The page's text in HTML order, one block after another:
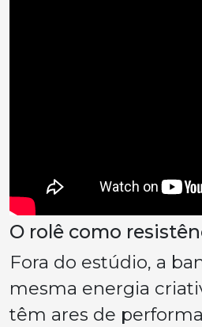
O rolê como
Fora do estúdio, a
mesma energia
têm ares de